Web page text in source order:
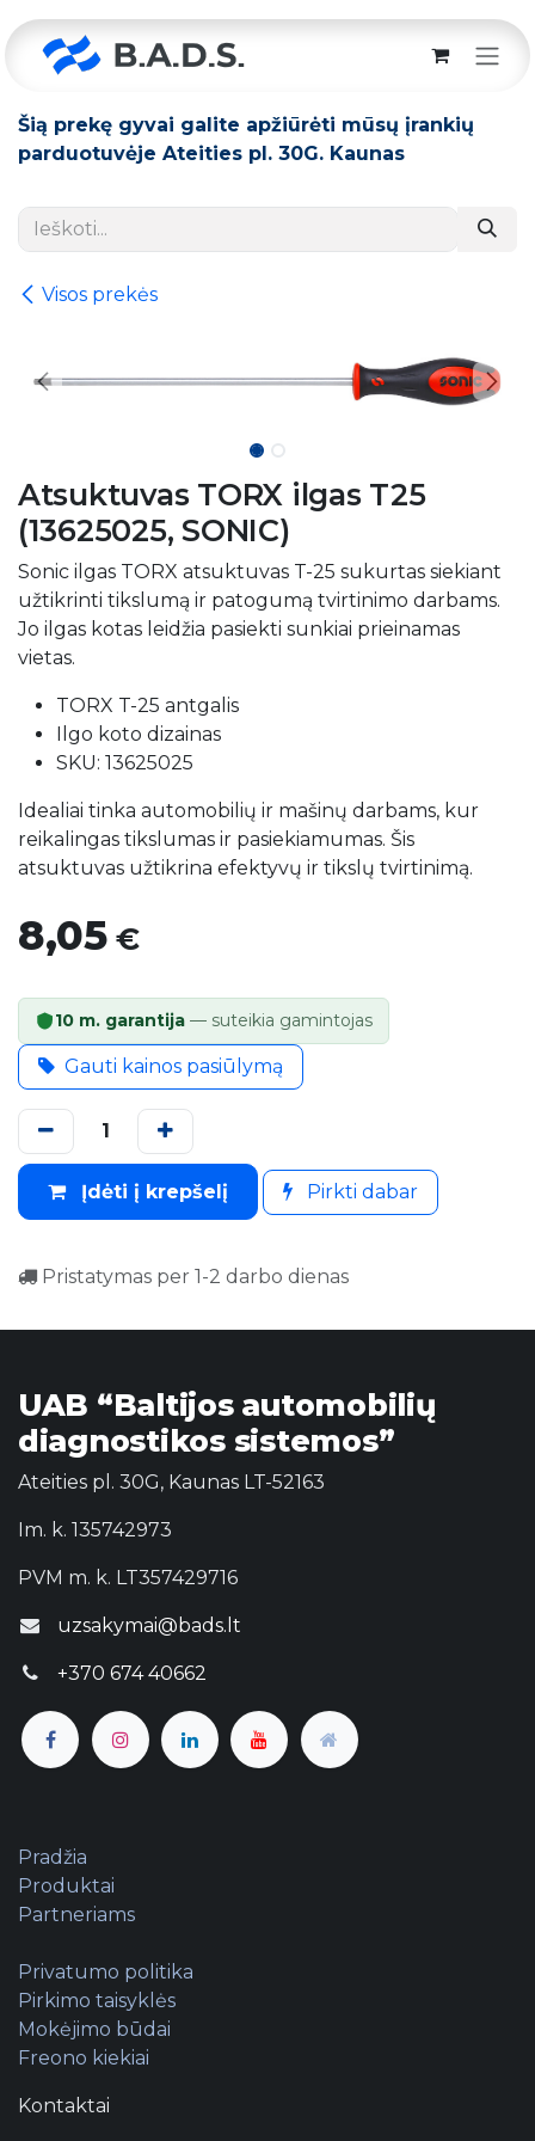
Šią prekę gyvai galite apžiūrėti mūsų įrankių
parduotuvėje Ateities pl. 30G. Kaunas
Visos prekės
Atsuktuvas TORX ilgas T25
(13625025, SONIC)
Sonic ilgas TORX atsuktuvas T-25 sukurtas siekiant
užtikrinti tikslumą ir patogumą tvirtinimo darbams.
Jo ilgas kotas leidžia pasiekti sunkiai prieinamas
vietas.
TORX T-25 antgalis
Ilgo koto dizainas
SKU: 13625025
Idealiai tinka automobilių ir mašinų darbams, kur
reikalingas tikslumas ir pasiekiamumas. Šis
atsuktuvas užtikrina efektyvų ir tikslų tvirtinimą.
8,05 €
10 m. garantija — suteikia gamintojas
Gauti kainos pasiūlymą
Įdėti į krepšelį Pirkti dabar
Pristatymas per 1-2 darbo dienas
UAB “Baltijos automobilių
diagnostikos sistemos”
Ateities pl. 30G, Kaunas LT-52163
Im. k. 135742973
PVM m. k. LT357429716
uzsakymai@bads.lt
+370 674 40662
Pradžia
Produktai
Partneriams
Privatumo politika
Pirkimo taisyklės
Mokėjimo būdai
Freono kiekiai
Kontaktai